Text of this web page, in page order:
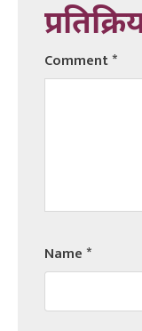
Comment*
Name*